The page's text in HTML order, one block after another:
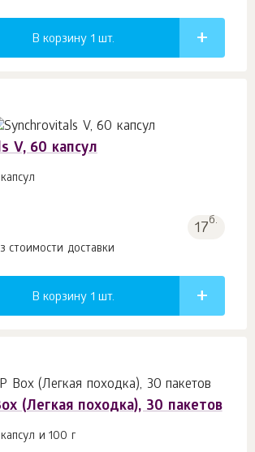
В корзину 1 шт.
V, 60 капсул
17б.
доставки
В корзину 1 шт.
(Легкая походка), 30 пакетов
и 100 г